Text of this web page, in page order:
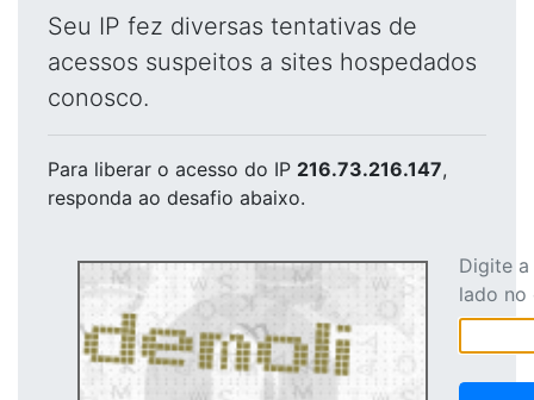
Seu IP fez diversas tentativas de
acessos suspeitos a sites hospedados
conosco.
Para liberar o acesso do IP 216.73.216.147,
responda ao desafio abaixo.
Digite
lado no